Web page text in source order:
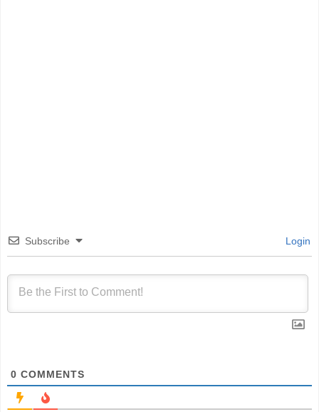
Subscribe Login
0 COMMENTS